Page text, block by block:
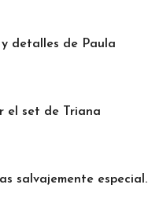
detalles de Paula
el set de Triana
salvajemente especial.